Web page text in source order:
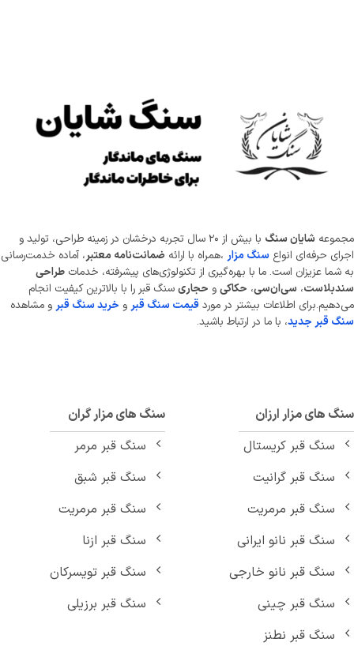
شایان سنگ
با بیش از ۲۰ سال تجربه درخشان در زمینه طراحی، تولید و
حرفه‌ای انواعسنگ مزار،همراه با ارائهضمانت‌نامه معتبر، آماده خدمت‌رسانی
عزیزان است. ما با بهره‌گیری از تکنولوژی‌های پیشرفته، خدماتطراحی
،سی‌ان‌سی،حکاکیوحجاریسنگ قبر را با بالاترین کیفیت انجام
اطلاعات بیشتر در موردقیمت سنگ قبرو خرید سنگ قبرو مشاهده
قبر جدید، با ما در ارتباط باشید.
های مزار ارزان
سنگ قبر کریستال
سنگ قبر گرانیت
سنگ قبر مرمریت
سنگ قبر نانو ایرانی
سنگ قبر نانو خارجی
سنگ قبر چینی
سنگ قبر نطنز
سنگ های مزار گران
سنگ قبر مرمر
سنگ قبر شبق
سنگ قبر مرمریت
سنگ قبر ازنا
سنگ قبر تویسرکان
سنگ قبر برزیلی